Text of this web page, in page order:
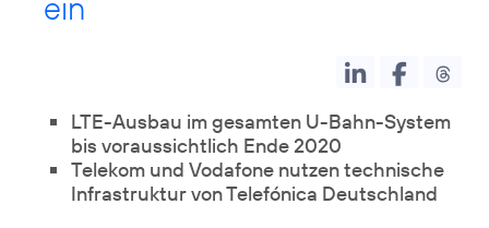
ein
LTE-Ausbau im gesamten U-Bahn-System
bis voraussichtlich Ende 2020
Telekom und Vodafone nutzen technische
Infrastruktur von Telefónica Deutschland